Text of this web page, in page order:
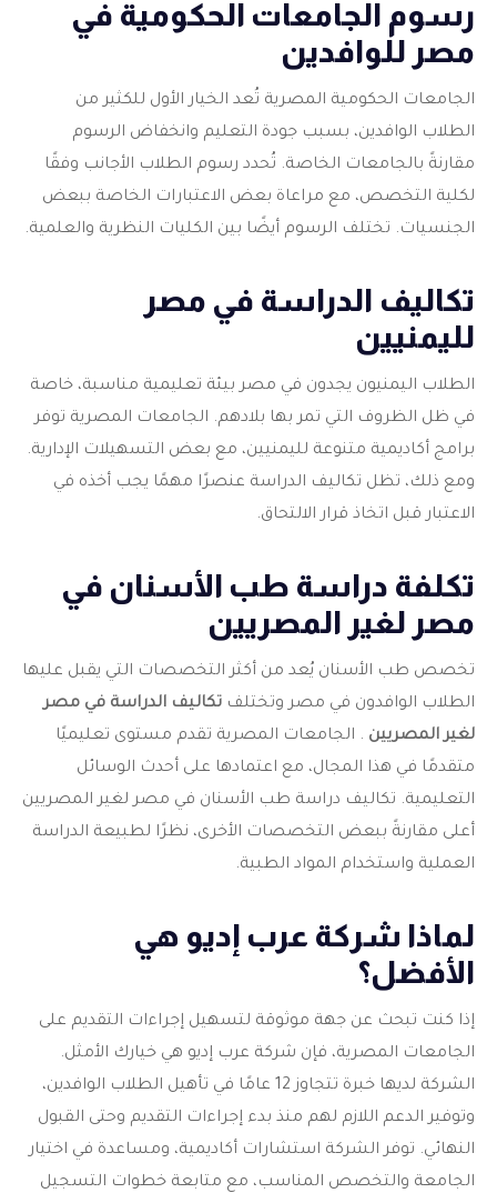
رسوم الجامعات الحكومية في
مصر للوافدين
الجامعات الحكومية المصرية تُعد الخيار الأول للكثير من
الطلاب الوافدين، بسبب جودة التعليم وانخفاض الرسوم
مقارنةً بالجامعات الخاصة. تُحدد رسوم الطلاب الأجانب وفقًا
لكلية التخصص، مع مراعاة بعض الاعتبارات الخاصة ببعض
الجنسيات. تختلف الرسوم أيضًا بين الكليات النظرية والعلمية.
تكاليف الدراسة في مصر
لليمنيين
الطلاب اليمنيون يجدون في مصر بيئة تعليمية مناسبة، خاصة
في ظل الظروف التي تمر بها بلادهم. الجامعات المصرية توفر
برامج أكاديمية متنوعة لليمنيين، مع بعض التسهيلات الإدارية.
ومع ذلك، تظل تكاليف الدراسة عنصرًا مهمًا يجب أخذه في
الاعتبار قبل اتخاذ قرار الالتحاق.
تكلفة دراسة طب الأسنان في
مصر لغير المصريين
تخصص طب الأسنان يُعد من أكثر التخصصات التي يقبل عليها
الطلاب الوافدون في مصر وتختلف تكاليف الدراسة في مصر
لغير المصريين . الجامعات المصرية تقدم مستوى تعليميًا
متقدمًا في هذا المجال، مع اعتمادها على أحدث الوسائل
التعليمية. تكاليف دراسة طب الأسنان في مصر لغير المصريين
أعلى مقارنةً ببعض التخصصات الأخرى، نظرًا لطبيعة الدراسة
العملية واستخدام المواد الطبية.
لماذا شركة عرب إديو هي
الأفضل؟
إذا كنت تبحث عن جهة موثوقة لتسهيل إجراءات التقديم على
الجامعات المصرية، فإن شركة عرب إديو هي خيارك الأمثل.
الشركة لديها خبرة تتجاوز 12 عامًا في تأهيل الطلاب الوافدين،
وتوفير الدعم اللازم لهم منذ بدء إجراءات التقديم وحتى القبول
النهائي. توفر الشركة استشارات أكاديمية، ومساعدة في اختيار
الجامعة والتخصص المناسب، مع متابعة خطوات التسجيل